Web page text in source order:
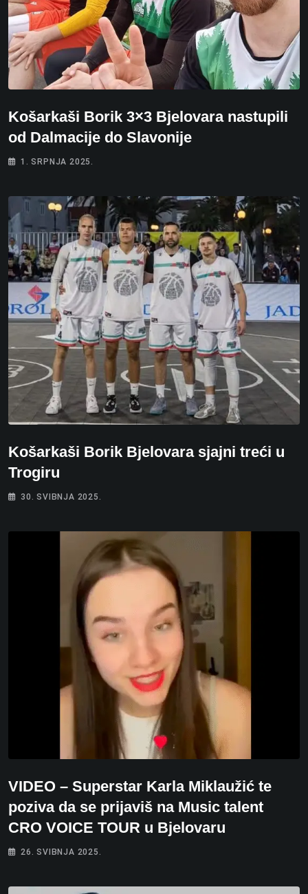
Košarkaši Borik 3×3 Bjelovara nastupili
od Dalmacije do Slavonije
1. SRPNJA 2025.
Košarkaši Borik Bjelovara sjajni treći u
Trogiru
30. SVIBNJA 2025.
VIDEO – Superstar Karla Miklaužić te
poziva da se prijaviš na Music talent
CRO VOICE TOUR u Bjelovaru
26. SVIBNJA 2025.